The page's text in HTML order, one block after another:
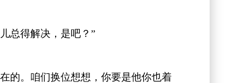
总得解决，是吧？”
的。咱们换位想想，你要是他你也着